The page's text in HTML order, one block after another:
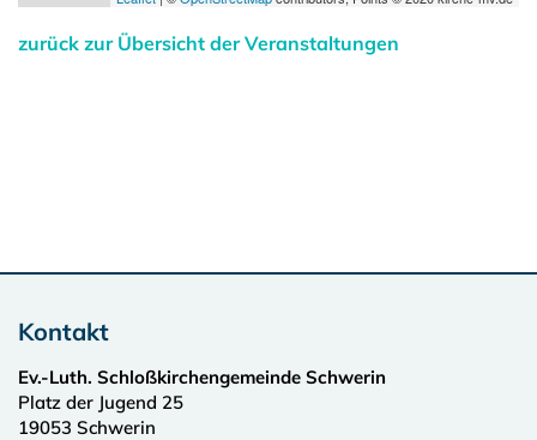
zurück zur Übersicht der Veranstaltungen
Kontakt
Ev.-Luth. Schloßkirchengemeinde Schwerin
Platz der Jugend 25
19053 Schwerin